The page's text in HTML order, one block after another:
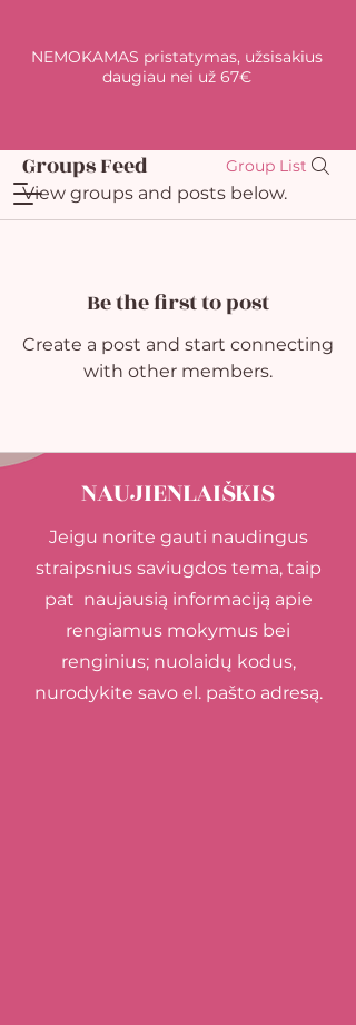
NEMOKAMAS pristatymas, užsisakius
daugiau nei už 67€
Groups Feed Group List
View groups and posts below.
Be the first to post
Create a post and start connecting
with other members.
NAUJIENLAIŠKIS
Jeigu norite gauti naudingus
straipsnius saviugdos tema, taip
pat naujausią informaciją apie
rengiamus mokymus bei
renginius; nuolaidų kodus,
nurodykite savo el. pašto adresą.